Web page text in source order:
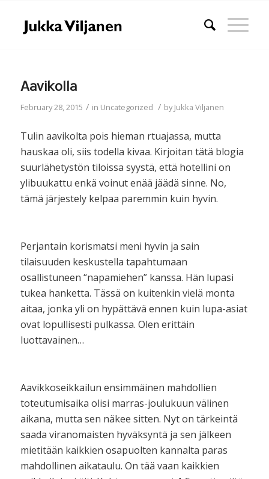
Aavikolla
February 28, 2015 / in Uncategorized / byJukka Viljanen
Tulin aavikolta pois hieman rtuajassa, mutta
hauskaa oli, siis todella kivaa. Kirjoitan tätä blogia
suurlähetystön tiloissa syystä, että hotellini on
ylibuukattu enkä voinut enää jäädä sinne. No,
tämä järjestely kelpaa paremmin kuin hyvin.
Perjantain korismatsi meni hyvin ja sain
tilaisuuden keskustella tapahtumaan
osallistuneen “napamiehen” kanssa. Hän lupasi
tukea hanketta. Tässä on kuitenkin vielä monta
aitaa, jonka yli on hypättävä ennen kuin lupa-asiat
ovat lopullisesti pulkassa. Olen erittäin
luottavainen…
Aavikkoseikkailun ensimmäinen mahdollien
toteutumisaika olisi marras-joulukuun välinen
aikana, mutta sen näkee sitten. Nyt on tärkeintä
saada viranomaisten hyväksyntä ja sen jälkeen
mietitään kaikkien osapuolten kannalta paras
mahdollinen aikataulu. On tää vaan kaikkien